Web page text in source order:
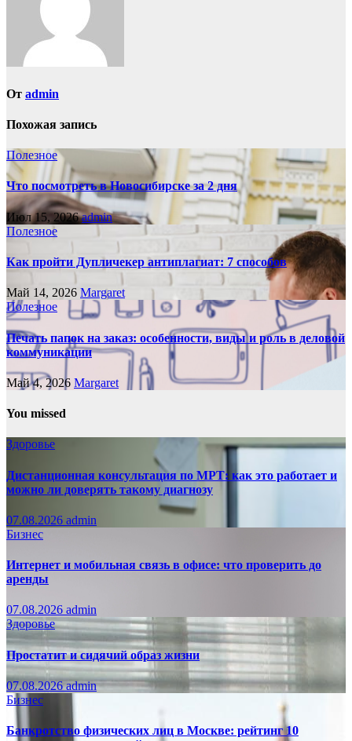
От admin
Похожая запись
Полезное
Что посмотреть в Новосибирске за 2 дня
Июл 15, 2026admin
Полезное
Как пройти Дупличекер антиплагиат: 7 способов
Май 14, 2026 Margaret
Полезное
Печать папок на заказ: особенности, виды и роль в деловой
коммуникации
Май 4, 2026 Margaret
You missed
Здоровье
Дистанционная консультация по МРТ: как это работает и
можно ли доверять такому диагнозу
07.08.2026 admin
Бизнес
Интернет и мобильная связь в офисе: что проверить до
аренды
07.08.2026 admin
Здоровье
Простатит и сидячий образ жизни
07.08.2026admin
Бизнес
Банкротство физических лиц в Москве: рейтинг 10